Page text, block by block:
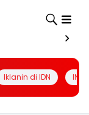
Iklanin di IDN